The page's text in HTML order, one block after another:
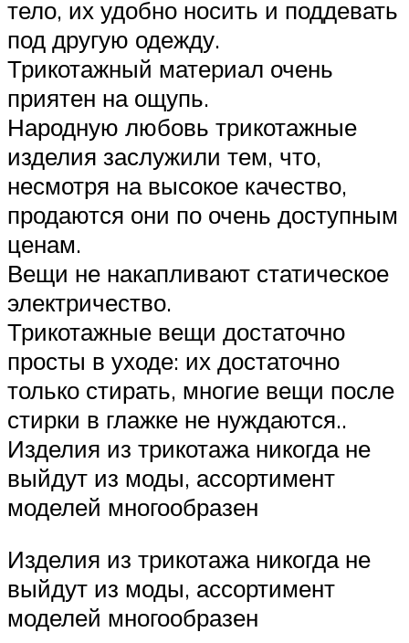
тело, их удобно носить и поддевать
под другую одежду.
Трикотажный материал очень
приятен на ощупь.
Народную любовь трикотажные
изделия заслужили тем, что,
несмотря на высокое качество,
продаются они по очень доступным
ценам.
Вещи не накапливают статическое
электричество.
Трикотажные вещи достаточно
просты в уходе: их достаточно
только стирать, многие вещи после
стирки в глажке не нуждаются..
Изделия из трикотажа никогда не
выйдут из моды, ассортимент
моделей многообразен
Изделия из трикотажа никогда не
выйдут из моды, ассортимент
моделей многообразен